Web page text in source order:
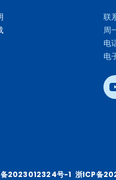
联
周
电
电
2023012324号-1 浙ICP备